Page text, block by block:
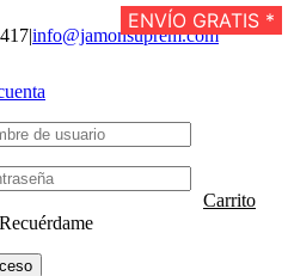
|info@jamonsuprem.com
Recuérdame
Carrito
ENVÍO GRATIS *
ENVÍO GRATIS *
ENVÍO GRATIS *
ENVÍO GRATIS *
ENVÍO GRATIS *
ENVÍO GRATIS *
ENVÍO GRATIS *
ENVÍO GRATIS *